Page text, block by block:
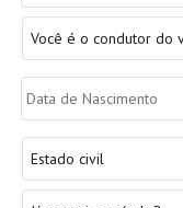
o
do
veículo?
Data
de
Nascimento *
civil *